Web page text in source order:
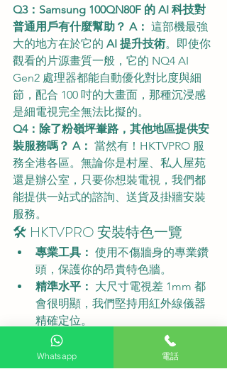
Q3：Samsung 100QN80F 的 AI 科技對
普通用戶有什麼幫助？ A： 這部機最強
大的地方在於它的 AI 提升技術。即使你
觀看的片源畫質一般，它的 NQ4 AI
Gen2 處理器都能自動優化對比度與細
節，配合 100 吋的大畫面，那種沉浸感
是細電視完全無法比擬的。
Q4：除了粉嶺坪輋路，其他地區提供安
裝服務嗎？ A： 當然有！HKTVPRO 服
務全港各區。無論你是村屋、私人屋苑
還是辦公室，只要你想裝電視，我們都
能提供一站式的諮詢、送貨及掛牆安裝
服務。
🛠️ HKTVPRO 安裝特色一覽
專業工具： 使用不傷牆身的專業鑽
頭，保護你的昂貴特色牆。
精準水平： 大尺寸電視差 1mm 都
會很明顯，我們堅持用紅外線儀器
精確定位。
型號齊全：
官網提供各大牌子最新
型號，保證正貨。
今日案例檔案：
Whatsapp 電話